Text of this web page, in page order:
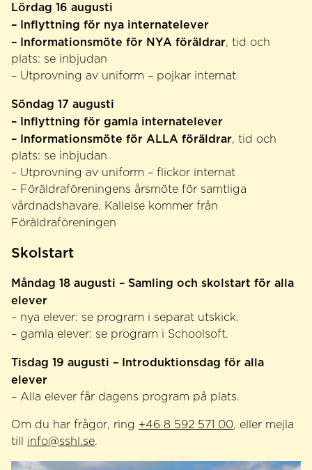
Lördag 16 augusti
– Inflyttning för nya internatelever
– Informationsmöte för NYA föräldrar, tid och
plats: se inbjudan
– Utprovning av uniform – pojkar internat
Söndag 17 augusti
– Inflyttning för gamla internatelever
– Informationsmöte för ALLA föräldrar, tid och
plats: se inbjudan
– Utprovning av uniform – flickor internat
– Föräldraföreningens årsmöte för samtliga
vårdnadshavare. Kallelse kommer från
Föräldraföreningen
Skolstart
Måndag 18 augusti – Samling och skolstart för alla
elever
– nya elever: se program i separat utskick.
– gamla elever: se program i Schoolsoft.
Tisdag 19 augusti – Introduktionsdag för alla
elever
– Alla elever får dagens program på plats.
Om du har frågor, ring +46 8 592 571 00, eller mejla
till info@sshl.se.